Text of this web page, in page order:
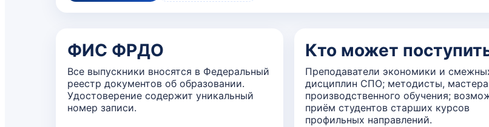
ФИС ФРДО
Все выпускники вносятся в Федеральный
реестр документов об образовании.
Удостоверение содержит уникальный
номер записи.
Кто может
Преподаватели экономики и
дисциплин СПО; методисты, мастера
производственного обучения;
приём студентов старших курсов
профильных направлений.